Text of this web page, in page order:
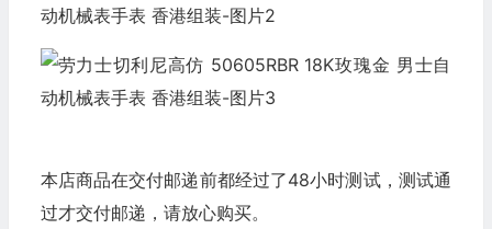
本店商品在交付邮递前都经过了48小时测试，测试通
过才交付邮递，请放心购买。